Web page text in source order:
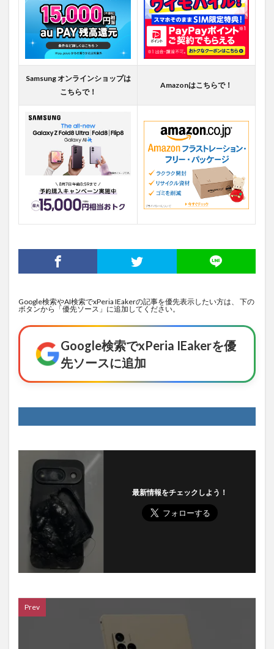
Samsung オンラインショップは
こちらで！
Amazonはこちらで！
Google検索やAI検索でxPeria IEakerの記事を優先表示したい方は、 下の
ボタンから「優先ソース」に追加してください。
Google検索でxPeria IEakerを優
先ソースに追加
最新情報をチェックしよう！
Prev